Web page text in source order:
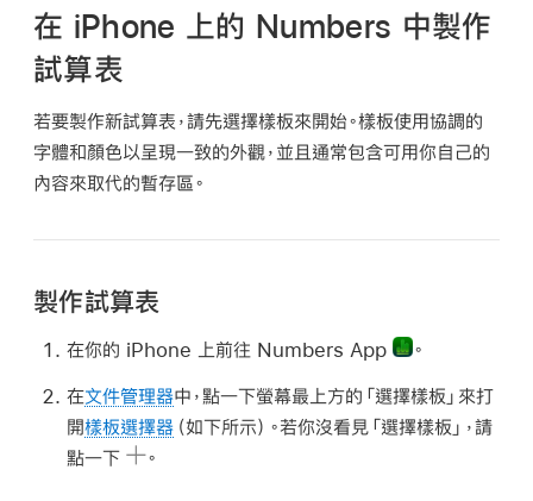
搜
尋
在 iPhone 上的 Numbers 中製作
試算表
若要製作新試算表，請先選擇樣板來開始。樣板使用協調的
字體和顏色以呈現一致的外觀，並且通常包含可用你自己的
內容來取代的暫存區。
製作試算表
在你的 iPhone 上前往 Numbers App 。
在文件管理器中，點一下螢幕最上方的「選擇樣板」來打
開樣板選擇器 （如下所示）。若你沒看見「選擇樣板」，請
點一下
。